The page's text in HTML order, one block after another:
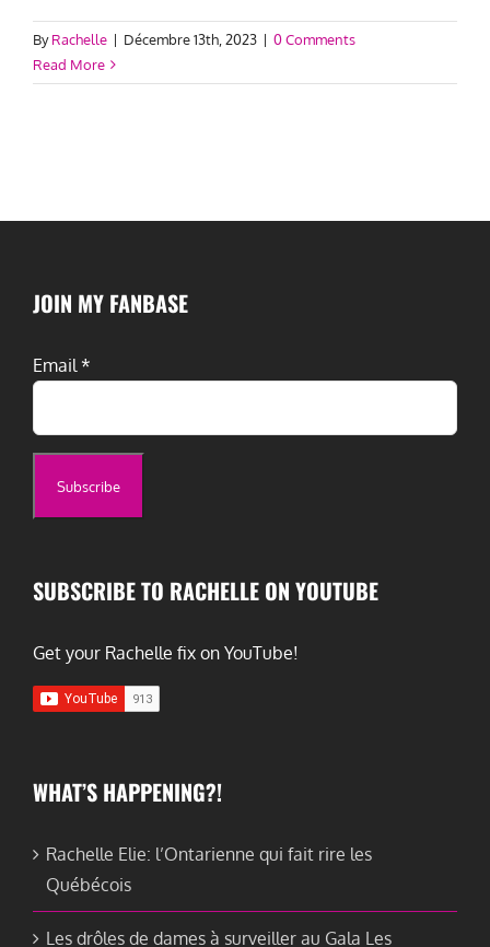
ByRachelle | Décembre 13th, 2023 | 0 Comments
Read More
JOIN MY FANBASE
Email*
SUBSCRIBE TO RACHELLE ON YOUTUBE
Get your Rachelle fix on YouTube!
WHAT’S HAPPENING?!
Rachelle Elie: l’Ontarienne qui fait rire les
Québécois
Les drôles de dames à surveiller au Gala Les